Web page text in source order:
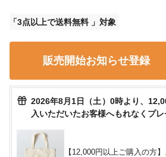
3点以上で送料無料
販売開始お知らせ登録
2026年8月1日（土）0時より、
入いただいたお客様へもれなくプレ
【12,000円以上ご購入の方